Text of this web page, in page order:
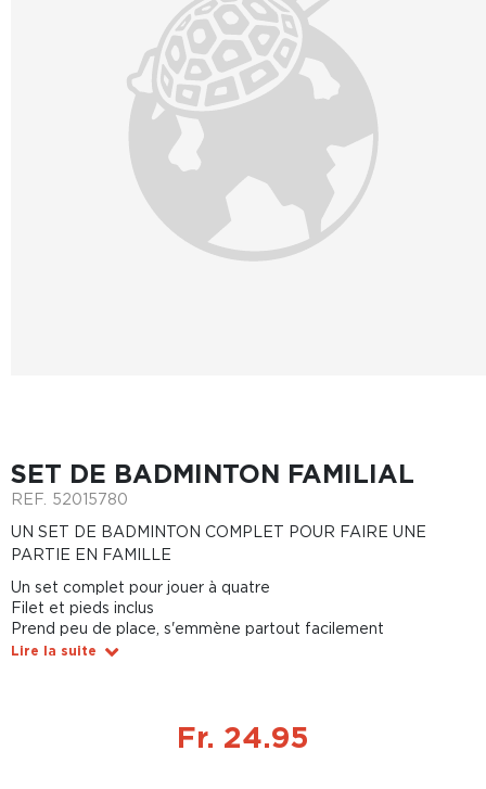
SET DE BADMINTON FAMILIAL
REF. 52015780
UN SET DE BADMINTON COMPLET POUR FAIRE UNE
PARTIE EN FAMILLE
Un set complet pour jouer à quatre
Filet et pieds inclus
Prend peu de place, s'emmène partout facilement
Lire la suite
Fr. 24.95